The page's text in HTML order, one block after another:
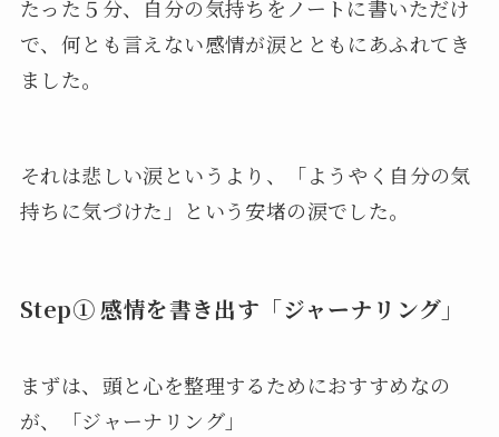
たった５分、自分の気持ちをノートに書いただけ
で、何とも言えない感情が涙とともにあふれてき
ました。
それは悲しい涙というより、「ようやく自分の気
持ちに気づけた」という安堵の涙でした。
Step① 感情を書き出す「ジャーナリング」
まずは、頭と心を整理するためにおすすめなの
が、「ジャーナリング」